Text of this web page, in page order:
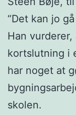
“Det kan jo
Han
kortslutning i
har noget at
skolen.